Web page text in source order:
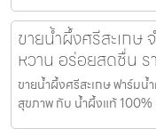
ขายน้ำผึ้งศรีสะเกษ
หวาน อร่อยสดชื่น ร
ขายน้ำผึ้งศรีสะเกษ ฟาร์มน้
สุขภาพ กับ น้ำผึ้งแท้ 100%